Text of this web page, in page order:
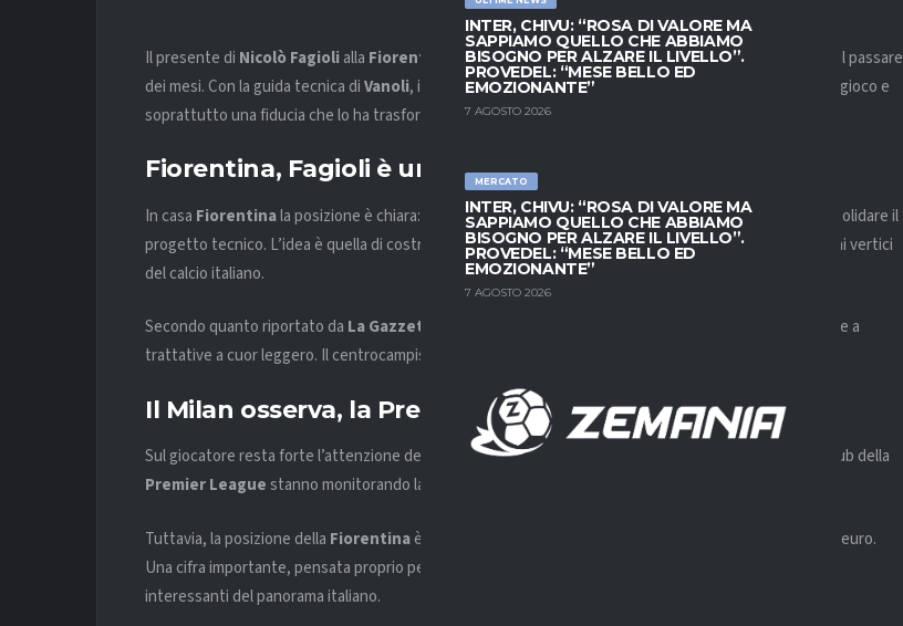
INTER, CHIVU: “ROSA DI VALORE MA
SAPPIAMO QUELLO CHE ABBIAMO
BISOGNO PER ALZARE IL LIVELLO”.
PROVEDEL: “MESE BELLO ED
EMOZIONANTE”
7 AGOSTO 2026
MERCATO
INTER, CHIVU: “ROSA DI VALORE MA
SAPPIAMO QUELLO CHE ABBIAMO
BISOGNO PER ALZARE IL LIVELLO”.
PROVEDEL: “MESE BELLO ED
EMOZIONANTE”
7 AGOSTO 2026
Il presente di Nicolò Fagiolialla Fiorentina
racconta una crescita costante, diventata evidente con il passare
dei mesi. Con la guida tecnica diVanoli, il centrocampista italiano ha trovato continuità, centralità nel gioco e
soprattutto una fiducia che lo ha trasformato in uno dei riferimenti della squadra viola.
Fiorentina, Fagioli è un pilastro del futuro
In casa Fiorentinala posizione è chiara: il club consideraFagioliun elemento da cui ripartire per consolidare il
progetto tecnico. L’idea è quella di costruire attorno a lui una squadra capace di tornare stabilmente ai vertici
del calcio italiano.
Secondo quanto riportato da La Gazzetta dello Sport
, la dirigenza non ha alcuna intenzione di aprire a
trattative a cuor leggero. Il centrocampista è ritenuto un profilo centrale nel nuovo ciclo viola.
Il Milan osserva, la Premier League monitora
Sul giocatore resta forte l’attenzione del
, che da tempo ne segue l’evoluzione. Anche diversi club della
Premier Leaguestanno monitorando la situazione, pronti a inserirsi qualora si aprissero spiragli.
Tuttavia, la posizione della Fiorentinaè netta: per sedersi a un tavolo serviranno almeno 40 milioni di euro.
Una cifra importante, pensata proprio per respingere l’assalto delle big e blindare uno dei talenti più
interessanti del panorama italiano.